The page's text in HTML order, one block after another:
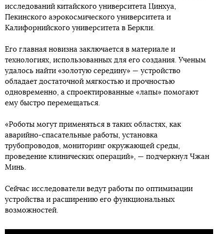
исследований китайского университета Цинхуа,
Пекинского аэрокосмического университета и
Калифорнийского университета в Беркли.
Его главная новизна заключается в материале и
технологиях, использованных для его создания. Ученым
удалось найти «золотую середину» — устройство
обладает достаточной мягкостью и прочностью
одновременно, а спроектированные «лапы» помогают
ему быстро перемещаться.
«Роботы могут применяться в таких областях, как
аварийно-спасательные работы, установка
трубопроводов, мониторинг окружающей среды,
проведение клинических операций», — подчеркнул Чжан
Минь.
Сейчас исследователи ведут работы по оптимизации
устройства и расширению его функциональных
возможностей.